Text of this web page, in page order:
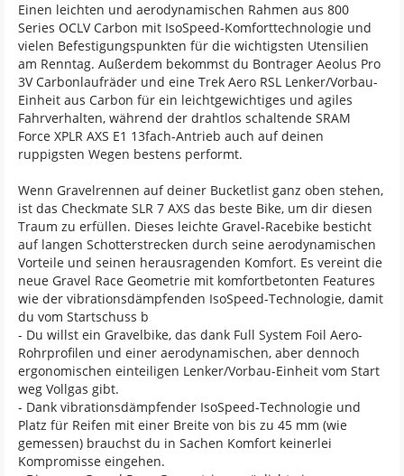
Einen leichten und aerodynamischen Rahmen aus 800
Series OCLV Carbon mit IsoSpeed-Komforttechnologie und
vielen Befestigungspunkten für die wichtigsten Utensilien
am Renntag. Außerdem bekommst du Bontrager Aeolus Pro
3V Carbonlaufräder und eine Trek Aero RSL Lenker/Vorbau-
Einheit aus Carbon für ein leichtgewichtiges und agiles
Fahrverhalten, während der drahtlos schaltende SRAM
Force XPLR AXS E1 13fach-Antrieb auch auf deinen
ruppigsten Wegen bestens performt.
Wenn Gravelrennen auf deiner Bucketlist ganz oben stehen,
ist das Checkmate SLR 7 AXS das beste Bike, um dir diesen
Traum zu erfüllen. Dieses leichte Gravel-Racebike besticht
auf langen Schotterstrecken durch seine aerodynamischen
Vorteile und seinen herausragenden Komfort. Es vereint die
neue Gravel Race Geometrie mit komfortbetonten Features
wie der vibrationsdämpfenden IsoSpeed-Technologie, damit
du vom Startschuss b
- Du willst ein Gravelbike, das dank Full System Foil Aero-
Rohrprofilen und einer aerodynamischen, aber dennoch
ergonomischen einteiligen Lenker/Vorbau-Einheit vom Start
weg Vollgas gibt.
- Dank vibrationsdämpfender IsoSpeed-Technologie und
Platz für Reifen mit einer Breite von bis zu 45 mm (wie
gemessen) brauchst du in Sachen Komfort keinerlei
Kompromisse eingehen.